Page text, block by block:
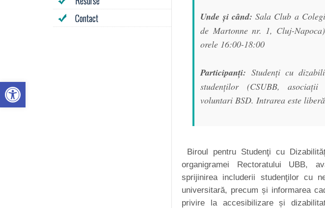
Deschide bara de unelte
Contact
Undeși când:Sala Club a
de Martonne nr. 1, Cluj-
orele 16:00-18:00
Participanți: Studenți cu
studenților (CSUBB, asociații
voluntari BSD. Intrarea este
Biroul pentru Studenţi cu
organigramei Rectoratului UBB,
sprijinirea includerii studenţilor cu
universitară, precum și informarea
privire la accesibilizare și